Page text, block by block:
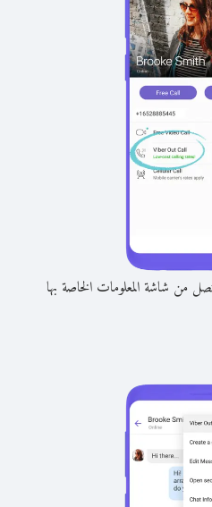
من شاشة المعلومات الخاصة بها